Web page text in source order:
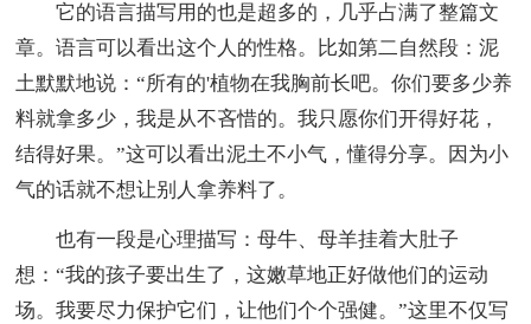
它的语言描写用的也是超多的，几乎占满了整篇文
章。语言可以看出这个人的性格。比如第二自然段：泥
土默默地说：“所有的'植物在我胸前长吧。你们要多少养
料就拿多少，我是从不吝惜的。我只愿你们开得好花，
结得好果。”这可以看出泥土不小气，懂得分享。因为小
气的话就不想让别人拿养料了。
也有一段是心理描写：母牛、母羊挂着大肚子
想：“我的孩子要出生了，这嫩草地正好做他们的运动
场。我要尽力保护它们，让他们个个强健。”这里不仅写